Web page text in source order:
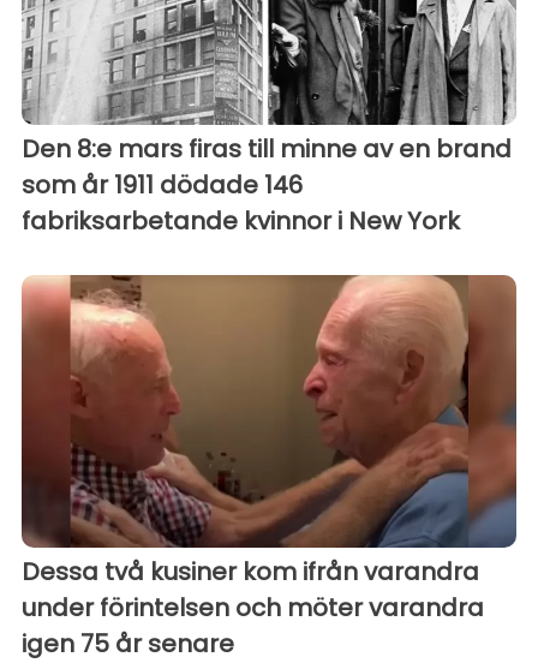
Den 8:e mars firas till minne av en brand
som år 1911 dödade 146
fabriksarbetande kvinnor i New York
Dessa två kusiner kom ifrån varandra
under förintelsen och möter varandra
igen 75 år senare